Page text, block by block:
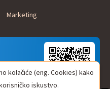
Marketing
kolačiće (eng. Cookies) kako
iskustvo.